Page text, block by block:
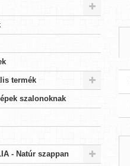
termék
szalonoknak
- Natúr szappan